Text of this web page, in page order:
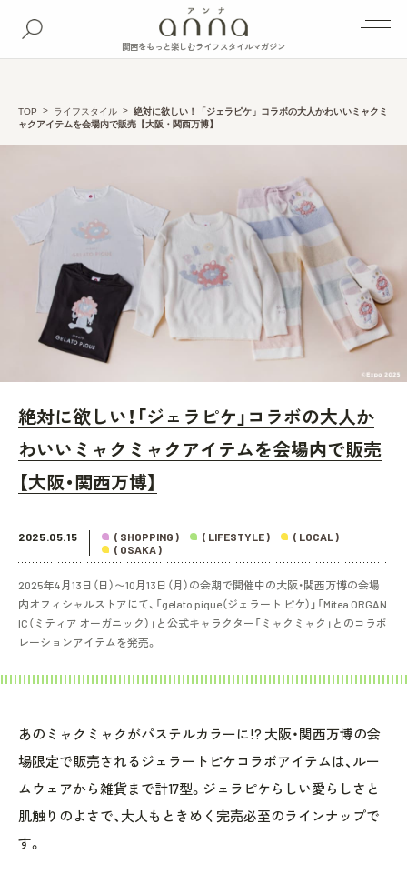
関西をもっと楽しむライフスタイルマガジン
TOP ライフスタイル
絶対に欲しい！「ジェラピケ」コラボの大人かわいいミャクミ
ャクアイテムを会場内で販売【大阪・関西万博】
絶対に欲しい！「ジェラピケ」コラボの大人か
わいいミャクミャクアイテムを会場内で販売
【大阪・関西万博】
2025.05.15 ( SHOPPING ) ( LIFESTYLE )
( LOCAL )
( OSAKA )
2025年4月13日（日）〜10月13日（月）の会期で開催中の大阪・関西万博の会場
内オフィシャルストアにて、「gelato pique（ジェラート ピケ）」「Mitea ORGAN
IC（ミティア オーガニック）」と公式キャラクター「ミャクミャク」とのコラボ
レーションアイテムを発売。
あのミャクミャクがパステルカラーに!? 大阪・関西万博の会
場限定で販売されるジェラートピケコラボアイテムは、ルー
ムウェアから雑貨まで計17型。ジェラピケらしい愛らしさと
肌触りのよさで、大人もときめく完売必至のラインナップで
す。